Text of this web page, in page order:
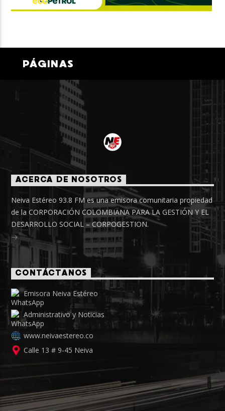
PÁGINAS
ACERCA DE NOSOTROS
Neiva Estéreo 93.8 FM es una emisora comunitaria propiedad
de la CORPORACIÓN COLOMBIANA PARA LA GESTIÓN Y EL
DESARROLLO SOCIAL – CORPOGESTION.
CONTÁCTANOS
Emisora Neiva Estéreo
Administrativo y Noticias
www.neivaestereo.co
Calle 13 # 9-45 Neiva